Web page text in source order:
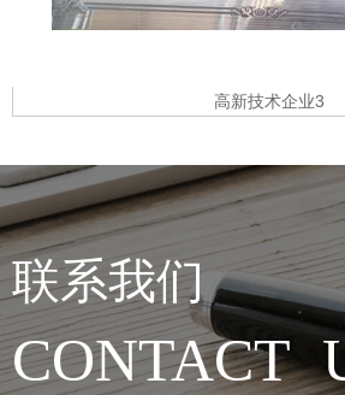
高新技术企业3
联系我们
CONTACT